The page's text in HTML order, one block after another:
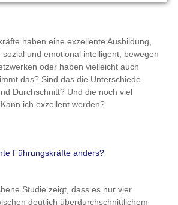
haben eine exzellente Ausbildung,
und emotional intelligent, bewegen
oder haben vielleicht auch
das? Sind das die Unterschiede
Durchschnitt? Und die noch viel
ich exzellent werden?
Führungskräfte anders?
Studie zeigt, dass es nur vier
deutlich überdurchschnittlichem